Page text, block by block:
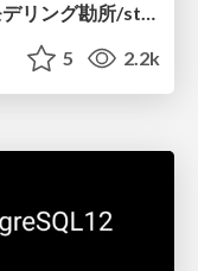
DBリファクタリングのデータリモデリング勘所/stafesstudy-db-modling
5 2.2k